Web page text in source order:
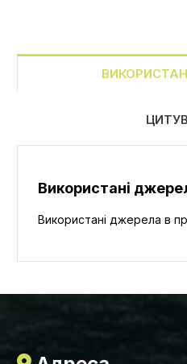
Використані
Використані джерела в